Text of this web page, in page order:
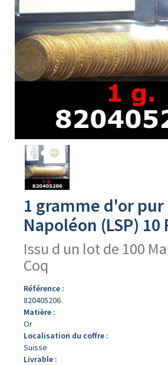
Avers
produit
1 gramme d'or pur
Napoléon (LSP) 10
Issu d un lot de 100
Coq
Référence :
820405206
Matière :
Or
Localisation du coffre :
Suisse
Livrable :